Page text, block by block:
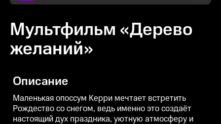
Мультфильм «Дерево
желаний»
Описание
Маленькая опоссум Керри мечтает встретить
Рождество со снегом, ведь именно это создаёт
настоящий дух праздника, уютную атмосферу и